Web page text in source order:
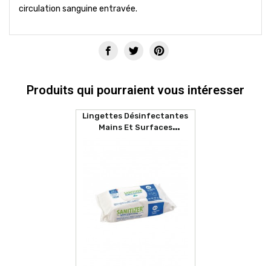
circulation sanguine entravée.
Produits qui pourraient vous intéresser
Lingettes Désinfectantes
Mains Et Surfaces